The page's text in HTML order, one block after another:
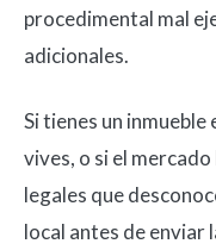
procedimental mal
adicionales.
Si tienes un
vives, o si el
legales que
local antes de